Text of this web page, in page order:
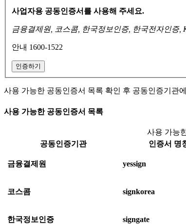
사업자용 공동인증서를 사용해 주세요.
금융결제원, 코스콤, 한국정보인증, 한국전자인증,
안내 1600-1522
인증하기
사용 가능한 공동인증서 목록 확인 후 공동인증기관
사용 가능한 공동인증서 목록
사용 가능
공동인증기관
인증서 명
금융결제원 yessign
코스콤 signkorea
한국정보인증 signgate